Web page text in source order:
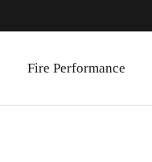
Fire Performance